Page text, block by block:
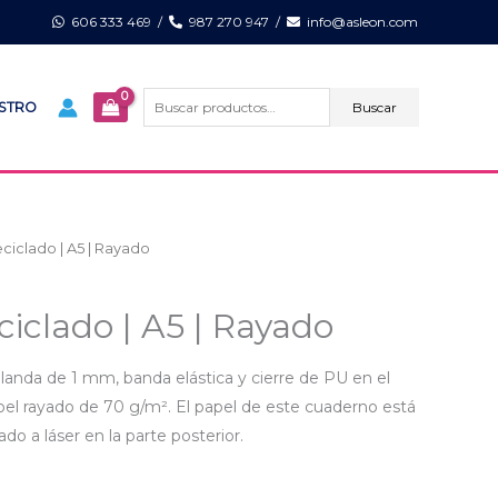
606 333 469 / 987 270 947 / info@asleon.com
por:
Buscar
| A5 | Rayado
| A5 | Rayado
de 1 mm, banda elástica y cierre de PU en el
rayado de 70 g/m². El papel de este cuaderno está
a láser en la parte posterior.